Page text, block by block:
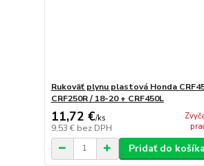
Rukoväť plynu plastová Honda
CRF250R / 18-20 + CRF450L
11,72 €/ks
9,53 € bez DPH
Pridať do košíka